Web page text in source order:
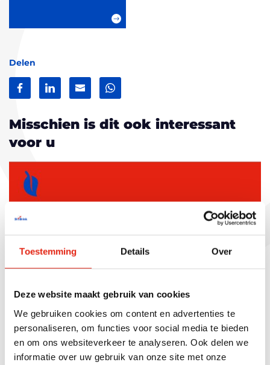
Toestemming Details Over
Deze website maakt gebruik van cookies
We gebruiken cookies om content en advertenties te
personaliseren, om functies voor social media te bieden
en om ons websiteverkeer te analyseren. Ook delen we
informatie over uw gebruik van onze site met onze
Delen
Misschien is dit ook interessant
voor u
Duurzaam 08.11.2024